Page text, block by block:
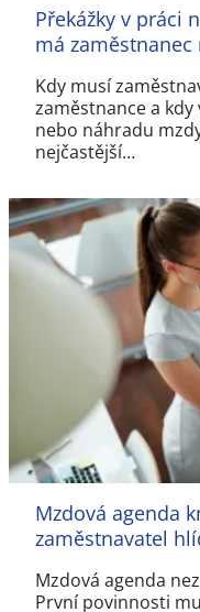
Překážky v práci
má
Kdy musí
zaměstnance a
nebo náhradu
nejčastější…
Mzdová agenda
zaměstnavatel
Mzdová agenda
První povinnosti